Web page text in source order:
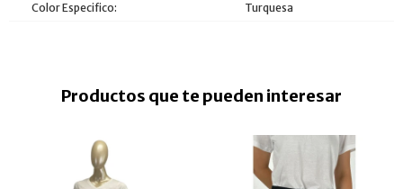
Color Especifico
Turquesa
Productos que te pueden interesar